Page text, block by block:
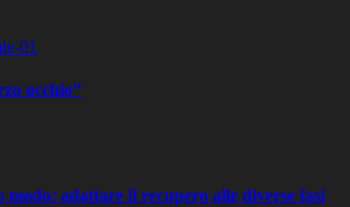
occhio”
modo: adattare il recupero alle diverse fasi